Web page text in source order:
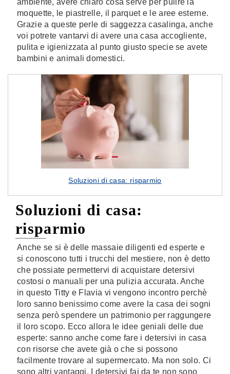
ambiente, avere chiaro cosa serve per pulire la
moquette, le piastrelle, il parquet e le aree esterne.
Grazie a queste perle di saggezza casalinga, anche
voi potrete vantarvi di avere una casa accogliente,
pulita e igienizzata al punto giusto specie se avete
bambini e animali domestici.
Soluzioni di casa: risparmio
Soluzioni di casa:
risparmio
Anche se si è delle massaie diligenti ed esperte e
si conoscono tutti i trucchi del mestiere, non è detto
che possiate permettervi di acquistare detersivi
costosi o manuali per una pulizia accurata. Anche
in questo Titty e Flavia vi vengono incontro perchè
loro sanno benissimo come avere la casa dei sogni
senza però spendere un patrimonio per raggungere
il loro scopo. Ecco allora le idee geniali delle due
esperte: sanno anche come fare i detersivi in casa
con risorse che avete già o che si possono
facilmente trovare al supermercato. Ma non solo. Ci
sono altri vantaggi. I detersivi fai da te non sono